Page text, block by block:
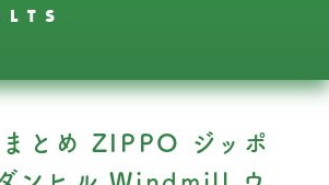
とめ ZIPPO ジッポ